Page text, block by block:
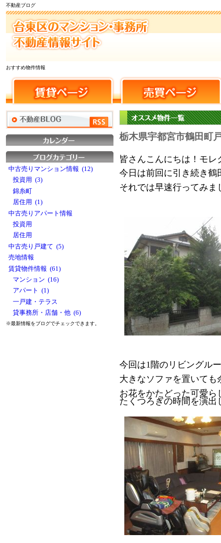
不動産ブログ
おすすめ物件情報
栃木県宇都宮市鶴田
皆さんこんにちは！モレ
今日は前回に引き続き鶴
それでは早速行ってみま
今回は1階のリビングル
大きなソファを置いても
お花をかたどった可愛
たくつろぎの時間を演出
中古売りマンション情報 (12)
投資用 (3)
錦糸町
居住用 (1)
中古売りアパート情報
投資用
居住用
中古売り戸建て (5)
売地情報
賃貸物件情報 (61)
マンション (16)
アパート (1)
一戸建・テラス
貸事務所・店舗・他 (6)
※最新情報をブログでチェックできます。